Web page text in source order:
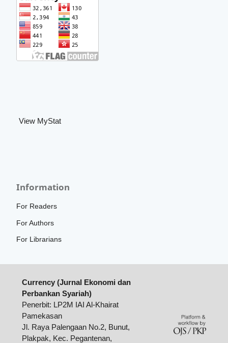
View MyStat
Information
For Readers
For Authors
For Librarians
Currency (Jurnal Ekonomi dan
Perbankan Syariah)
Penerbit: LP2M IAI Al-Khairat
Pamekasan
Jl. Raya Palengaan No.2, Bunut,
Plakpak, Kec. Pegantenan,